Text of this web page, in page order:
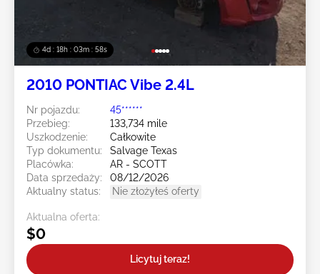
4d : 18h : 03m : 55s
2010 PONTIAC Vibe 2.4L
Nr pojazdu:
45******
Przebieg:
133,734 mile
Uszkodzenie:
Całkowite
Typ dokumentu:
Salvage Texas
Placówka:
AR - SCOTT
Data sprzedaży:
08/12/2026
Aktualny status:
Nie złożyłeś oferty
Aktualna oferta:
$0
Licytuj teraz!